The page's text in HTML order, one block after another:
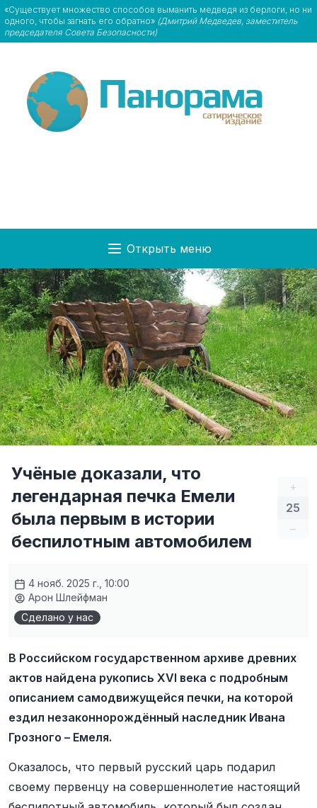
«Существует множество способов выманить медведя из берлоги, но ни
одного, чтобы загнать его обратно» (Дмитрий Медведев, заместитель
председателя Совета Безопасности)
Открыть меню
+
25
–
Учёные доказали, что
легендарная печка Емели
была первым в истории
беспилотным автомобилем
4 нояб. 2025 г., 10:00
Арон Шлейфман
Сделано у нас
В Российском государственном архиве древних
актов найдена рукопись XVI века с подробным
описанием самодвижущейся печки, на которой
ездил незаконнорождённый наследник Ивана
Грозного – Емеля.
Оказалось, что первый русский царь подарил
своему первенцу на совершеннолетие настоящий